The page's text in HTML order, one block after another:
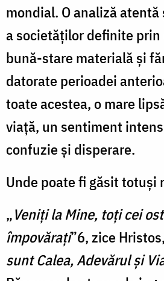
mondial. O analiză
a societăţilor definite
bună-stare materială şi
datorate perioadei
toate acestea, o mare
viaţă, un sentiment
confuzie şi disperare.
Unde poate fi găsit totuşi
„Veniţi la Mine, toţi cei
împovăraţi”6, zice
sunt Calea, Adevărul şi